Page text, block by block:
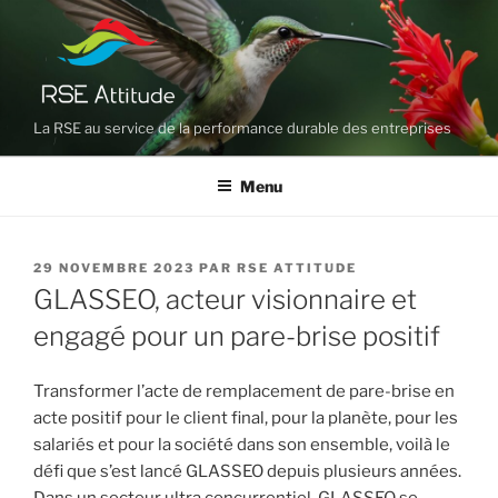
contenu
principal
La RSE au service de la performance durable des entreprises
Menu
PUBLIÉ
LE
29 NOVEMBRE 2023 PAR RSE ATTITUDE
GLASSEO, acteur visionnaire et
engagé pour un pare-brise positif
Transformer l’acte de remplacement de pare-brise en
acte positif pour le client final, pour la planète, pour les
salariés et pour la société dans son ensemble, voilà le
défi que s’est lancé GLASSEO depuis plusieurs années.